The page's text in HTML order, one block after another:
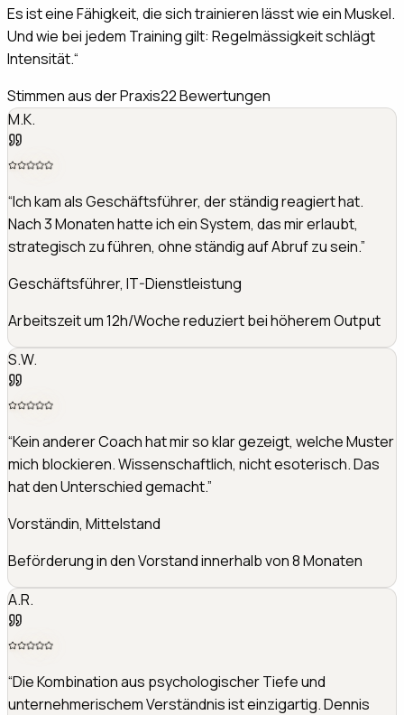
Es ist eine Fähigkeit, die sich trainieren lässt wie ein Muskel.
Und wie bei jedem Training gilt: Regelmässigkeit schlägt
Intensität.“
Stimmen aus der Praxis22Bewertungen
T.B.
“Nach dem Coaching habe ich zum ersten Mal in 15 Jahren
Führung verstanden, warum bestimmte Situationen mich
triggern. Dieses Verständnis hat alles verändert.”
VP Operations, Logistikunternehmen
Konfliktrate im Team um 60% reduziert
K.L.
“Ich war kurz vor dem Burnout. Dennis hat mir nicht einfach
Tipps gegeben, sondern die Ursachen gefunden. Heute
führe ich gelassener und mein Team spürt das.
Abteilungsleiterin, Gesundheitswesen
Krankenstand im Team von 14% auf 5% gesenkt
J.H.
“Meine größte Erkenntnis: Ich musste nicht härter
arbeiten, sondern anders denken. Die